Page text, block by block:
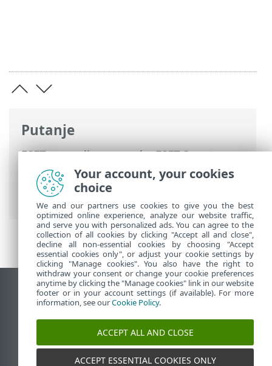
Putanje
ESET-ova online pomoć>ESET Smart
Security Premium>Napredno
podešavanje>Zaštite
> Zaštita web
pristupa
Prikaži stranicu za radnu površinu
End of Life
ESET-ova baza znanja
ESET Status Portal
Your account, your cookies
choice
We and our partners use cookies to give you the best
optimized online experience, analyze our website traffic,
and serve you with personalized ads. You can agree to the
collection of all cookies by clicking "Accept all and close",
decline all non-essential cookies by choosing "Accept
essential cookies only", or adjust your cookie settings by
clicking "Manage cookies". You also have the right to
withdraw your consent or change your cookie preferences
anytime by clicking the "Manage cookies" link in our website
footer or in your account settings (if available). For more
information, see ourCookie Policy.
ACCEPT ALL AND CLOSE
ACCEPT ESSENTIAL COOKIES ONLY